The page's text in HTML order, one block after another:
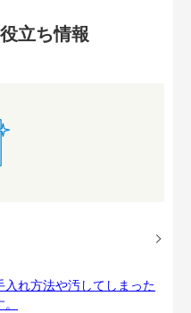
立ち情報
れ方法や汚してしまった